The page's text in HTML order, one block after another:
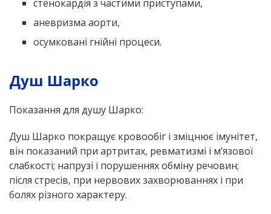
стенокардія з частими приступами,
аневризма аорти,
осумковані гнійні процеси.
Душ Шарко
Показання для душу Шарко:
Душ Шарко покращує кровообіг і зміцнює імунітет,
він показаний при артритах, ревматизмі і м’язової
слабкості; напрузі і порушеннях обміну речовин;
після стресів, при нервових захворюваннях і при
болях різного характеру.